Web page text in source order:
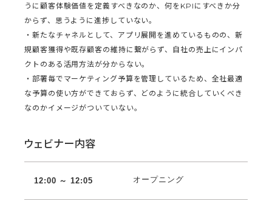
うに顧客体験価値を定義すべきなのか、何をKPIにすべきか分
からず、思うように進捗していない。
・新たなチャネルとして、アプリ展開を進めているものの、新
規顧客獲得や既存顧客の維持に繋がらず、自社の売上にインパ
クトのある活用方法が分からない。
・部署毎でマーケティング予算を管理しているため、全社最適
な予算の使い方ができておらず、どのように統合していくべき
なのかイメージがついていない。
ウェビナー内容
12:00 ～ 12:05 オープニング